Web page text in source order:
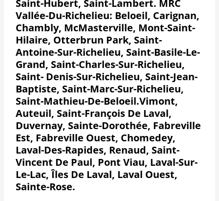
Saint-Hubert, Saint-Lambert. MRC
Vallée-Du-Richelieu: Beloeil, Carignan,
Chambly, McMasterville, Mont-Saint-
Hilaire, Otterbrun Park, Saint-
Antoine-Sur-Richelieu, Saint-Basile-Le-
Grand, Saint-Charles-Sur-Richelieu,
Saint- Denis-Sur-Richelieu, Saint-Jean-
Baptiste, Saint-Marc-Sur-Richelieu,
Saint-Mathieu-De-Beloeil.Vimont,
Auteuil, Saint-François De Laval,
Duvernay, Sainte-Dorothée, Fabreville
Est, Fabreville Ouest, Chomedey,
Laval-Des-Rapides, Renaud, Saint-
Vincent De Paul, Pont Viau, Laval-Sur-
Le-Lac, Îles De Laval, Laval Ouest,
Sainte-Rose.